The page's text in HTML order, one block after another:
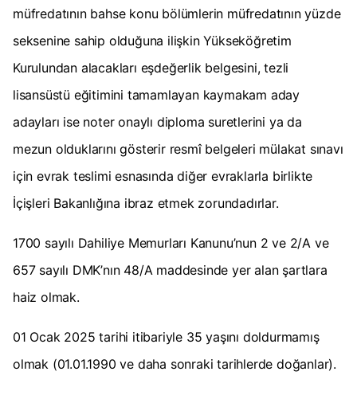
müfredatının bahse konu bölümlerin müfredatının yüzde
seksenine sahip olduğuna ilişkin Yükseköğretim
Kurulundan alacakları eşdeğerlik belgesini, tezli
lisansüstü eğitimini tamamlayan kaymakam aday
adayları ise noter onaylı diploma suretlerini ya da
mezun olduklarını gösterir resmî belgeleri mülakat sınavı
için evrak teslimi esnasında diğer evraklarla birlikte
İçişleri Bakanlığına ibraz etmek zorundadırlar.
1700 sayılı Dahiliye Memurları Kanunu’nun 2 ve 2/A ve
657 sayılı DMK’nın 48/A maddesinde yer alan şartlara
haiz olmak.
01 Ocak 2025 tarihi itibariyle 35 yaşını doldurmamış
olmak (01.01.1990 ve daha sonraki tarihlerde doğanlar).